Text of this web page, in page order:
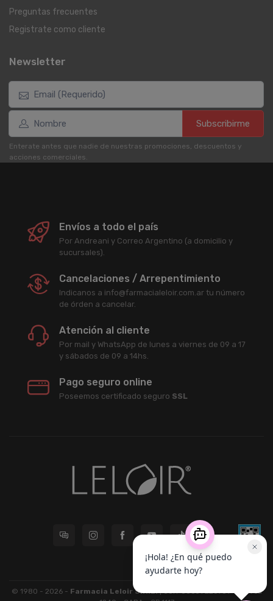
Preguntas frecuentes
Registrate como cliente
Newsletter
Subscribirme
Enterate antes que nadie de nuestras promociones, descuentos y
acciones comerciales.
Envíos a todo el país
Por Andreani y Correo Argentino (a domicilio y
sucursales).
Cancelaciones / Arrepentimiento
Indicanos a info@farmacialeloir.com.ar tu número
de órden a cancelar.
Atención al cliente
Por mail y WhatsApp de lunes a viernes de 09 a 17
y sábados de 09 a 14hs.
Pago seguro online
Poseemos certificado seguro SSL
© 1980 - 2026 - Farmacia Leloir S.R.L.
| CUIT 33609220789 - Larrea